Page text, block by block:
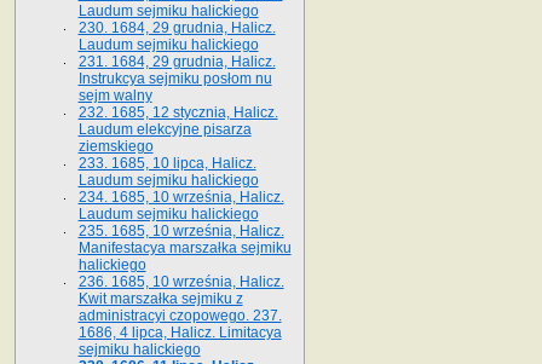
Laudum sejmiku halickiego
230. 1684, 29 grudnia, Halicz.
Laudum sejmiku halickiego
231. 1684, 29 grudnia, Halicz.
Instrukcya sejmiku posłom nu
sejm walny
232. 1685, 12 stycznia, Halicz.
Laudum elekcyjne pisarza
ziemskiego
233. 1685, 10 lipca, Halicz.
Laudum sejmiku halickiego
234. 1685, 10 września, Halicz.
Laudum sejmiku halickiego
235. 1685, 10 września, Halicz.
Manifestacya marszałka sejmiku
halickiego
236. 1685, 10 września, Halicz.
Kwit marszałka sejmiku z
administracyi czopowego. 237.
1686, 4 lipca, Halicz. Limitacya
sejmiku halickiego